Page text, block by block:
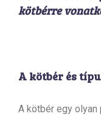
kötbérre
A kötbér és
A kötbér egy